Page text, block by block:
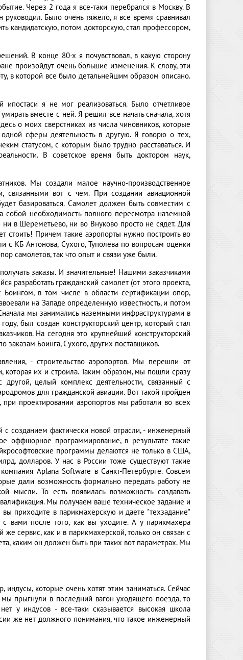
Через 2 года я все-таки перебрался в Москву. В
Было очень тяжело, я все время сравнивал
кандидатскую, потом докторскую, стал профессором,
В конце 80-х я почувствовал, в какую сторону
произойдут очень большие изменения. К слову, эти
в которой все было детальнейшим образом описано.
я не мог реализоваться. Было отчетливое
вместе с ней. Я решил все начать сначала, хотя
о моих сверстниках из числа чиновников, которые
сферы деятельность в другую. Я говорю о тех,
статусом, с которым было трудно расставаться. И
В советское время быть доктором наук,
Мы создали малое научно-производственное
связанными вот с чем. При создании авиационной
базироваться. Самолет должен быть совместим с
необходимость полного пересмотра наземной
в Шереметьево, ни во Внуково просто не сядет. Для
стоить! Причем такие аэропорты нужно построить во
с КБ Антонова, Сухого, Туполева по вопросам оценки
самолетов, так что опыт и связи уже были.
заказы. И значительные! Нашими заказчиками
разработать гражданский самолет (от этого проекта,
в том числе в области сертификации опор,
на Западе определенную известность, и потом
мы занимались наземными инфраструктурами в
был создан конструкторский центр, который стал
На сегодня это крупнейший конструкторский
Боинга, Сухого, других поставщиков.
- строительство аэропортов. Мы перешли от
которая их и строила. Таким образом, мы пошли сразу
целый комплекс деятельности, связанный с
для гражданской авиации. Вот такой пройден
при проектировании аэропортов мы работали во всех
с созданием фактически новой отрасли, - инженерный
оффшорное программирование, в результате такие
программы делаются не только в США,
долларов. У нас в России тоже существуют такие
Aplana Software в Санкт-Петербурге. Совсем
дали возможность формально передать работу не
мысли. То есть появилась возможность создавать
Мы получаем ваше техническое задание и
приходите в парикмахерскую и даете "техзадание"
с вами после того, как вы уходите. А у парикмахера
же сервис, как и в парикмахерской, только он связан с
каким он должен быть при таких вот параметрах. Мы
которые очень хотят этим заниматься. Сейчас
прыгнули в последний вагон уходящего поезда, то
у индусов - все-таки сказывается высокая школа
же нет должного понимания, что такое инженерный